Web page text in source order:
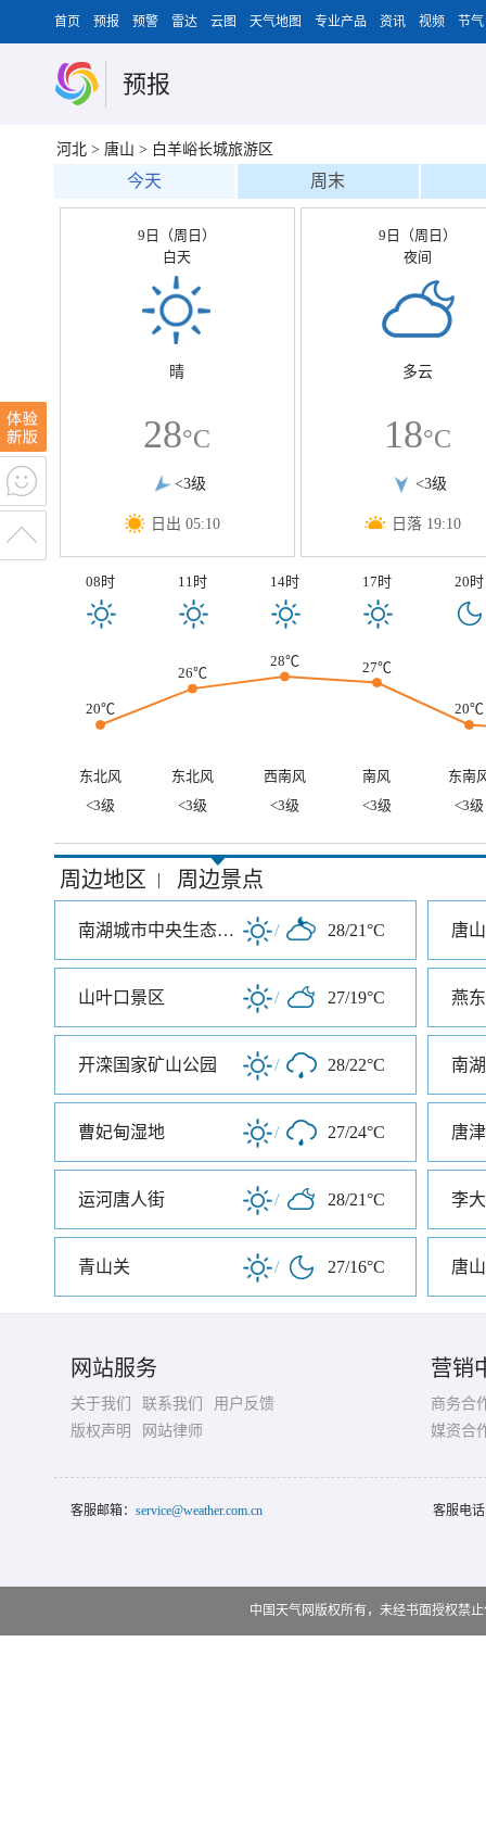
首页 预报 预警 雷达 云图 天气地图 专业产品 资讯 视频 节气
预报
河北 > 唐山 > 白羊峪长城旅游区
今天 周末
9日（周日）
白天
晴
28°C
<3级
日出 05:10
9日（周日）
夜间
多云
18°C
<3级
日落 19:10
08时 11时 14时 17时 20时
20℃
26℃
28℃ 27℃
20℃
东北风 东北风 西南风 南风
东南
<3级
<3级 <3级 <3级 <3级
周边地区 | 周边景点
南湖城市中央生态公园 / 28/21°C 唐
山叶口景区 / 27/19°C 燕
开滦国家矿山公园 / 28/22°C 南
曹妃甸湿地 / 27/24°C
运河唐人街 / 28/21°C 李
青山关 / 27/16°C 唐
网站服务
关于我们 联系我们
用户反馈
版权声明
网站律师
营销
商务合
媒资合
客服邮箱： service@weather.com.cn 客服电
中国天气网版权所有，未经书面授权